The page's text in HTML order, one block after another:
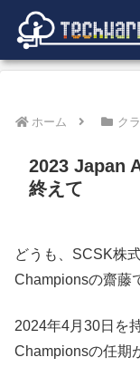
ホーム ク
2023 Japan
終えて
どうも、SCSK株
Championsの齋藤
2024年4月30日を
Championsの任期